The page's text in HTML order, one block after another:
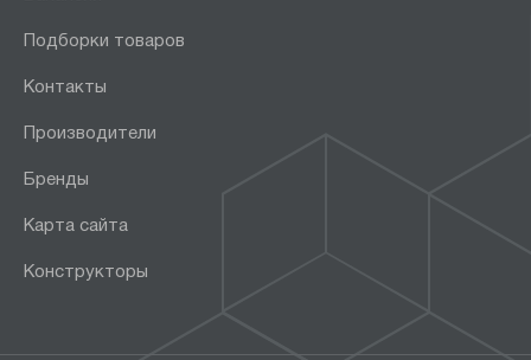
Подборки товаров
Контакты
Производители
Бренды
Карта сайта
Конструкторы